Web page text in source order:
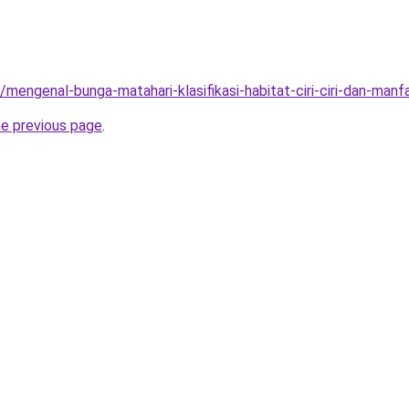
bunga-matahari-klasifikasi-habitat-ciri-ciri-dan-
previous page.